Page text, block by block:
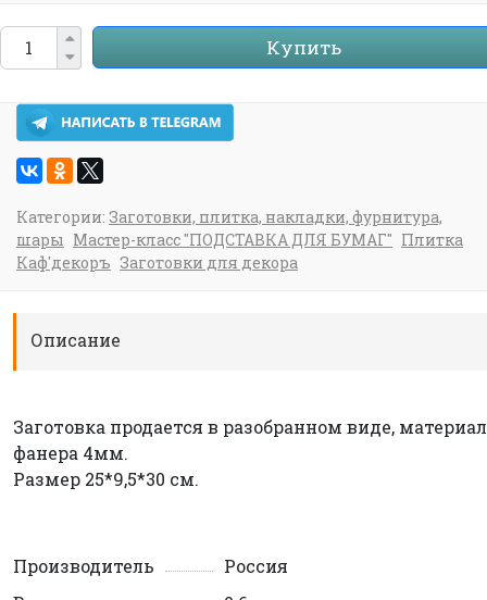
Купить
Категории: Заготовки, плитка, накладки, фурнитура,
шары Мастер-класс "ПОДСТАВКА ДЛЯ БУМАГ" Плитка
Каф'декоръ Заготовки для декора
Описание
Заготовка продается в разобранном виде, материал
фанера 4мм.
Размер 25*9,5*30 см.
Производитель
Россия